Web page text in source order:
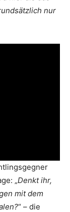
nur
„Denkt ihr,
mit dem
“ – die